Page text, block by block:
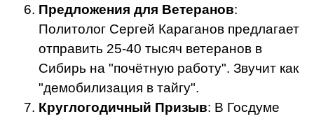
Предложения для Ветеранов:
Политолог Сергей Караганов предлагает
отправить 25-40 тысяч ветеранов в
Сибирь на "почётную работу". Звучит как
"демобилизация в тайгу".
Круглогодичный Призыв: В Госдуме